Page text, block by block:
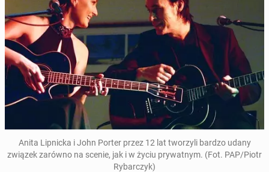
Anita Lip­nic­ka i John Porter przez 12 lat two­rzy­li bardzo udany
związek zarówno na scenie, jak i w życiu pry­wat­nym. (Fot. PAP/Piotr
Ry­bar­czyk)